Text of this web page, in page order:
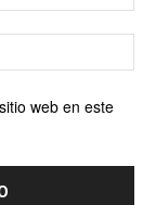
web en este